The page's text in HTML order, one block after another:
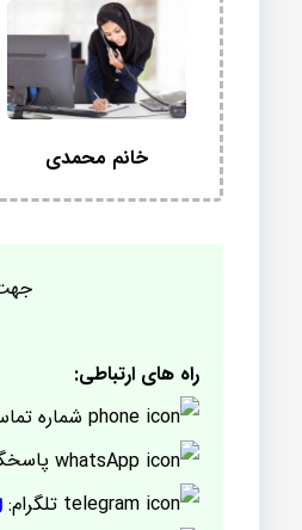
خانم محمدی
راه های ارتباطی:
شماره
تلگرام: